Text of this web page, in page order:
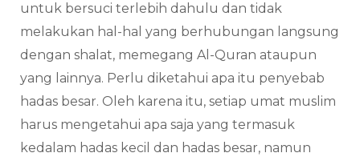
untuk bersuci terlebih dahulu dan tidak
melakukan hal-hal yang berhubungan langsung
dengan shalat, memegang Al-Quran ataupun
yang lainnya. Perlu diketahui apa itu penyebab
hadas besar. Oleh karena itu, setiap umat muslim
harus mengetahui apa saja yang termasuk
kedalam hadas kecil dan hadas besar, namun